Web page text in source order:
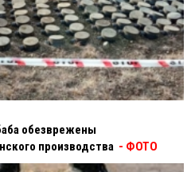
обезврежены
производства - ФОТО